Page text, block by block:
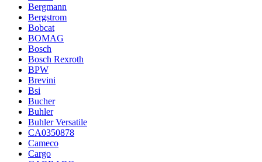
Bergmann
Bergstrom
Bobcat
BOMAG
Bosch
Bosch Rexroth
BPW
Brevini
Bsi
Bucher
Buhler
Buhler Versatile
CA0350878
Cameco
Cargo